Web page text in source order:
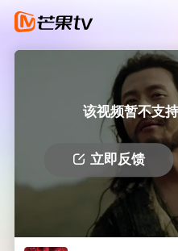
该视频暂不支
立即反馈